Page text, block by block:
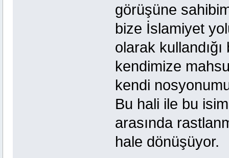
görüşüne
bize İslamiyet
olarak
kendimize
kendi
Bu hali ile bu
arasında
hale dönüşüyor.